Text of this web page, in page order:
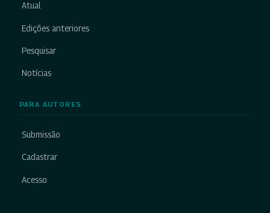
Atual
Edições anteriores
Pesquisar
Notícias
PARA AUTORES
Submissão
Cadastrar
Acesso